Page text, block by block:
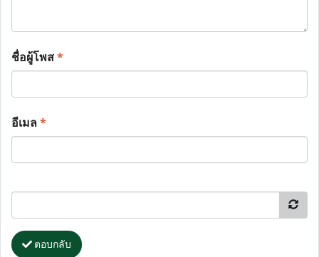
ชื่อผู้โพส*
อีเมล*
ตอบกลับ